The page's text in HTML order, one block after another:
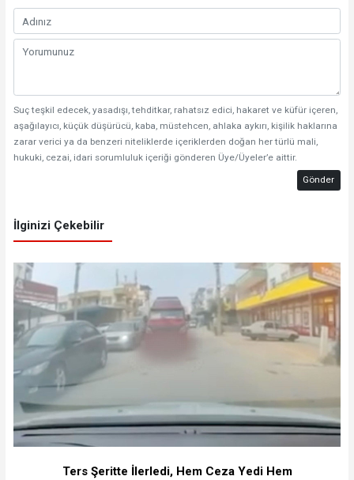
Suç teşkil edecek, yasadışı, tehditkar, rahatsız edici, hakaret ve küfür içeren,
aşağılayıcı, küçük düşürücü, kaba, müstehcen, ahlaka aykırı, kişilik haklarına
zarar verici ya da benzeri niteliklerde içeriklerden doğan her türlü mali,
hukuki, cezai, idari sorumluluk içeriği gönderen Üye/Üyeler’e aittir.
Gönder
İlginizi Çekebilir
Ters Şeritte İlerledi, Hem Ceza Yedi Hem